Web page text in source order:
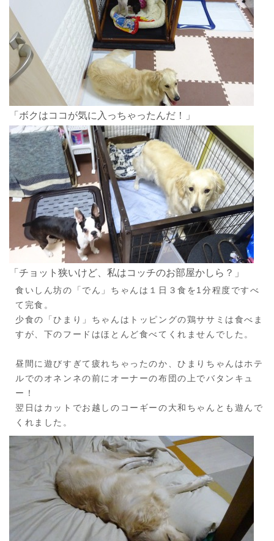
「ボクはココが気に入っちゃったんだ！」
「チョット狭いけど、私はコッチのお部屋かしら？」
食いしん坊の「でん」ちゃんは１日３食を1分程度ですべ
て完食。
少食の「ひまり」ちゃんはトッピングの鶏ササミは食べま
すが、下のフードはほとんど食べてくれませんでした。
昼間に遊びすぎて疲れちゃったのか、ひまりちゃんはホテ
ルでのオネンネの前にオーナーの布団の上でバタンキュ
ー！
翌日はカットでお越しのコーギーの大和ちゃんとも遊んで
くれました。